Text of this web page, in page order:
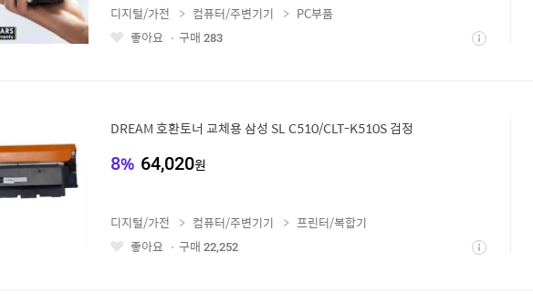
좋 상
디지털/가전 컴퓨터/주변기기
PC부품
좋아요
구매 283
DREAM 호환토너 교체용 삼성 SL C510/CLT-K510S 검정
8% 64,020원
좋 상
디지털/가전 컴퓨터/주변기기
프린터/복합기
좋아요
구매 22,252